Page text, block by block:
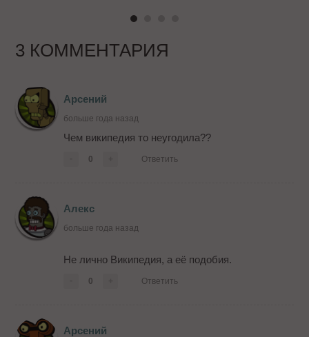
3 КОММЕНТАРИЯ
Арсений
больше года назад
Чем википедия то неугодила??
0 Ответить
Алекс
больше года назад
Не лично Википедия, а её подобия.
0 Ответить
Арсений